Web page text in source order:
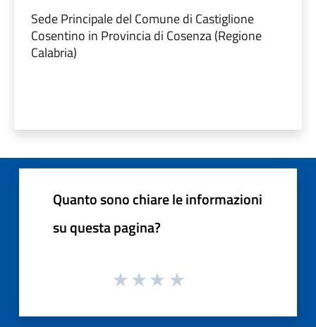
Sede Principale del Comune di Castiglione
Cosentino in Provincia di Cosenza (Regione
Calabria)
Quanto sono chiare le informazioni
su questa pagina?